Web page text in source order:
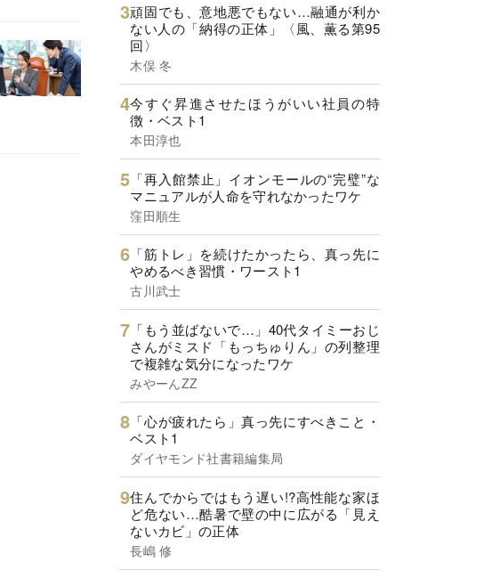
頑固でも、意地悪でもない…融通が利か
ない人の「納得の正体」〈風、薫る第95
回〉
木俣 冬
今すぐ昇進させたほうがいい社員の特
徴・ベスト1
本田淳也
「再入館禁止」イオンモールの“完璧”な
マニュアルが人命を守れなかったワケ
窪田順生
「筋トレ」を続けたかったら、真っ先に
やめるべき習慣・ワースト1
古川武士
「もう並ばないで…」40代タイミーおじ
さんがミスド「もっちゅりん」の列整理
で複雑な気分になったワケ
みやーんZZ
「心が疲れたら」真っ先にすべきこと・
ベスト1
ダイヤモンド社書籍編集局
住んでからではもう遅い!?高性能な家ほ
ど危ない…酷暑で壁の中に広がる「見え
ないカビ」の正体
長嶋 修